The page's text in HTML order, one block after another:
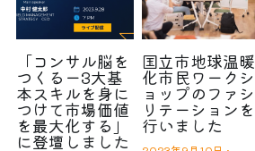
「コンサル脳を
つくるー3大基
本スキルを身に
つけて市場価値
を最大化する」
に登壇しました
国立市地球温暖
化市民ワークシ
ョップのファシ
リテーションを
行いました